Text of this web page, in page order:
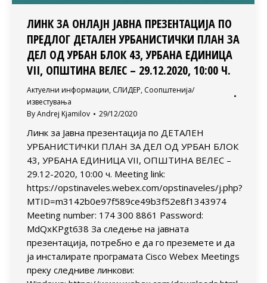
ЛИНК ЗА ОНЛАЈН ЈАВНА ПРЕЗЕНТАЦИЈА ПО
ПРЕДЛОГ ДЕТАЛЕН УРБАНИСТИЧКИ ПЛАН ЗА
ДЕЛ ОД УРБАН БЛОК 43, УРБАНА ЕДИНИЦА
VII, ОПШТИНА ВЕЛЕС – 29.12.2020, 10:00 Ч.
Актуелни информации, СЛИДЕР, Соопштенија/
известувања
ByAndrej Kjamilov 29/12/2020
Линк за Jавна презентација по ДЕТАЛЕН
УРБАНИСТИЧКИ ПЛАН ЗА ДЕЛ ОД УРБАН БЛОК
43, УРБАНА ЕДИНИЦА VII, ОПШТИНА ВЕЛЕС –
29.12-2020, 10:00 ч. Meeting link:
https://opstinaveles.webex.com/opstinaveles/j.php?
MTID=m3142b0e97f589ce49b3f52e8f1343974
Meeting number: 174 300 8861 Password:
MdQxKPgt638 За следење на јавната
презентација, потребно e да го преземете и да
ја инсталирате програмата Cisco Webex Meetings
преку следниве линкови: